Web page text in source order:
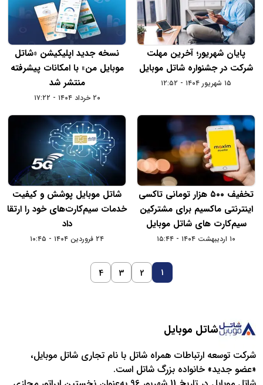
پایان شهریور؛ آخرین مهلت
شرکت در جشنواره شاتل موبایل
۱۵ شهریور ۱۴۰۴ - ۱۲:۵۲
نسخه جدید اپلیکیشن «شاتل
‌موبایل من» با امکانات پیشرفته‌
منتشر شد
۲۰ خرداد ۱۴۰۴ - ۱۷:۲۲
تخفیف ۵۰۰ هزار تومانی تاکسی
اینترنتی ماکسیم برای مشترکین
سیم‌کارت‌ های شاتل‌ موبایل
۱۰ اردیبهشت ۱۴۰۴ - ۱۵:۴۴
شاتل موبایل پوشش و کیفیت
خدمات سیم‌کارت‌های خود را ارتقا
داد
۲۴ فروردین ۱۴۰۴ - ۱۰:۴۵
1
2
3
4
شاتل موبایل
شرکت توسعه ارتباطات همراه شاتل با نام تجاری شاتل موبایل،
«عضو جدید» خانواده بزرگ شاتل است.